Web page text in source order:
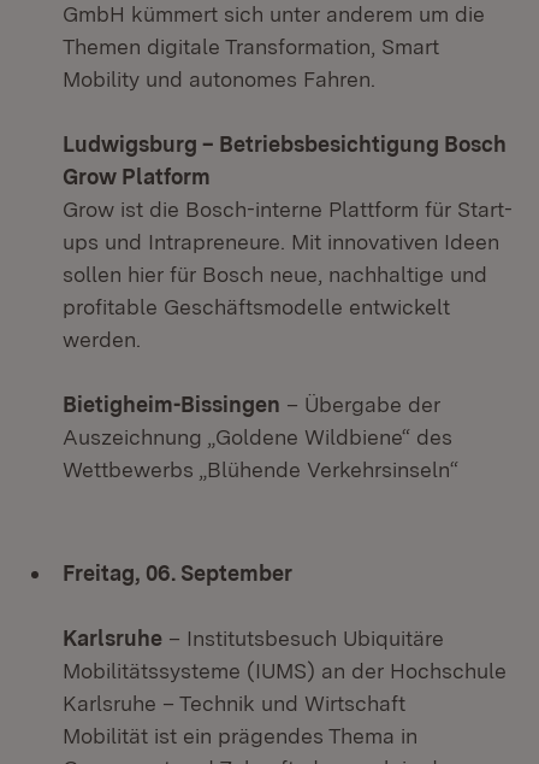
GmbH kümmert sich unter anderem um die
Themen digitale Transformation, Smart
Mobility und autonomes Fahren.
Ludwigsburg – Betriebsbesichtigung Bosch
Grow Platform
Grow ist die Bosch-interne Plattform für Start-
ups und Intrapreneure. Mit innovativen Ideen
sollen hier für Bosch neue, nachhaltige und
profitable Geschäftsmodelle entwickelt
werden.
Bietigheim-Bissingen – Übergabe der
Auszeichnung „Goldene Wildbiene“ des
Wettbewerbs „Blühende Verkehrsinseln“
Freitag, 06. September
Karlsruhe – Institutsbesuch Ubiquitäre
Mobilitätssysteme (IUMS) an der Hochschule
Karlsruhe – Technik und Wirtschaft
Mobilität ist ein prägendes Thema in